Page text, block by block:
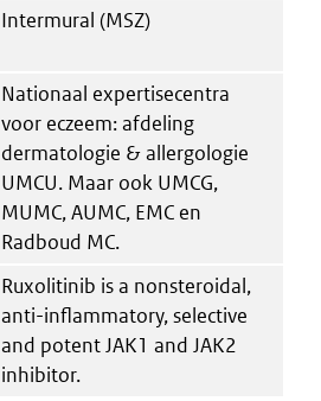
Intermural (MSZ)
Nationaal expertisecentra
voor eczeem: afdeling
dermatologie & allergologie
UMCU. Maar ook UMCG,
MUMC, AUMC, EMC en
Radboud MC.
Ruxolitinib is a nonsteroidal,
anti-inflammatory, selective
and potent JAK1 and JAK2
inhibitor.